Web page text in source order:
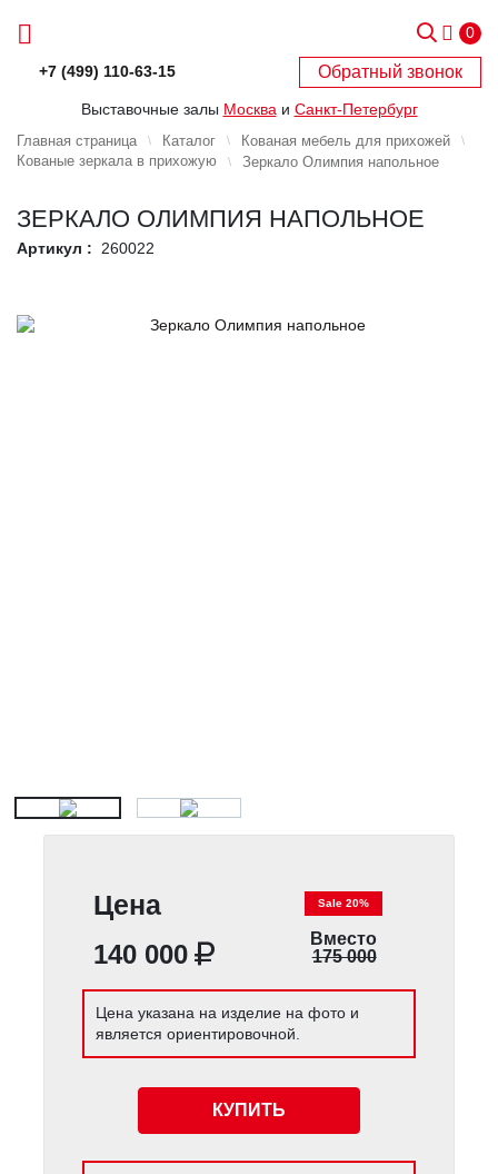
0
+7 (499) 110-63-15 Обратный звонок
Выставочные залы Москва и Санкт-Петербург
Главная страница Каталог
Кованая мебель для прихожей
Кованые зеркала в прихожую
Зеркало Олимпия напольное
ЗЕРКАЛО ОЛИМПИЯ НАПОЛЬНОЕ
Артикул : 260022
Цена
140 000
Sale 20%
Вместо
175 000
Цена указана на изделие на фото и
является ориентировочной.
КУПИТЬ